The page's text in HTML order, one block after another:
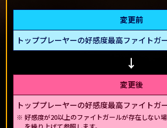
変更前
トッププレーヤーの好感度最高ファイトガ
変更後
トッププレーヤーの好感度最高ファイトガ
好感度が20以上のファイトガールが存在しない